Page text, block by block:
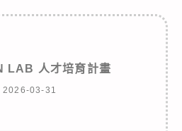
LAB 人才培育計畫
2026-03-31